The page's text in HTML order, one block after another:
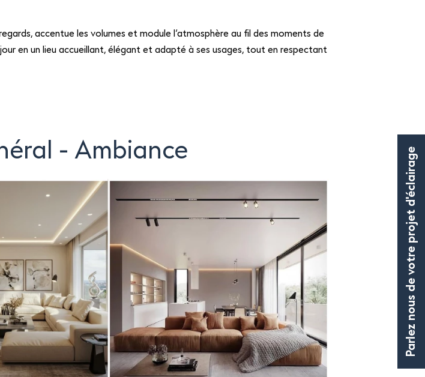
accentue les volumes et module l’atmosphère au fil des moments de
en un lieu accueillant, élégant et adapté à ses usages, tout en respectant
- Ambiance Parlez nous de votre projet d'éclairage